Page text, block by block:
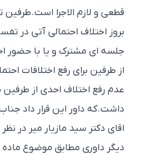
قطعی و لازم الاجرا است.طرفین
بروز اختلاف احتمالی آتی در تفسیر و
جلسه ای مشترک و یا با حضور احدی
از طرفین برای رفع اختلافات
عدم رفع اختلاف احدی از طرفین به
داشت.که داور این قرار داد جناب
اقای دکتر سید مازیار میر در نظر